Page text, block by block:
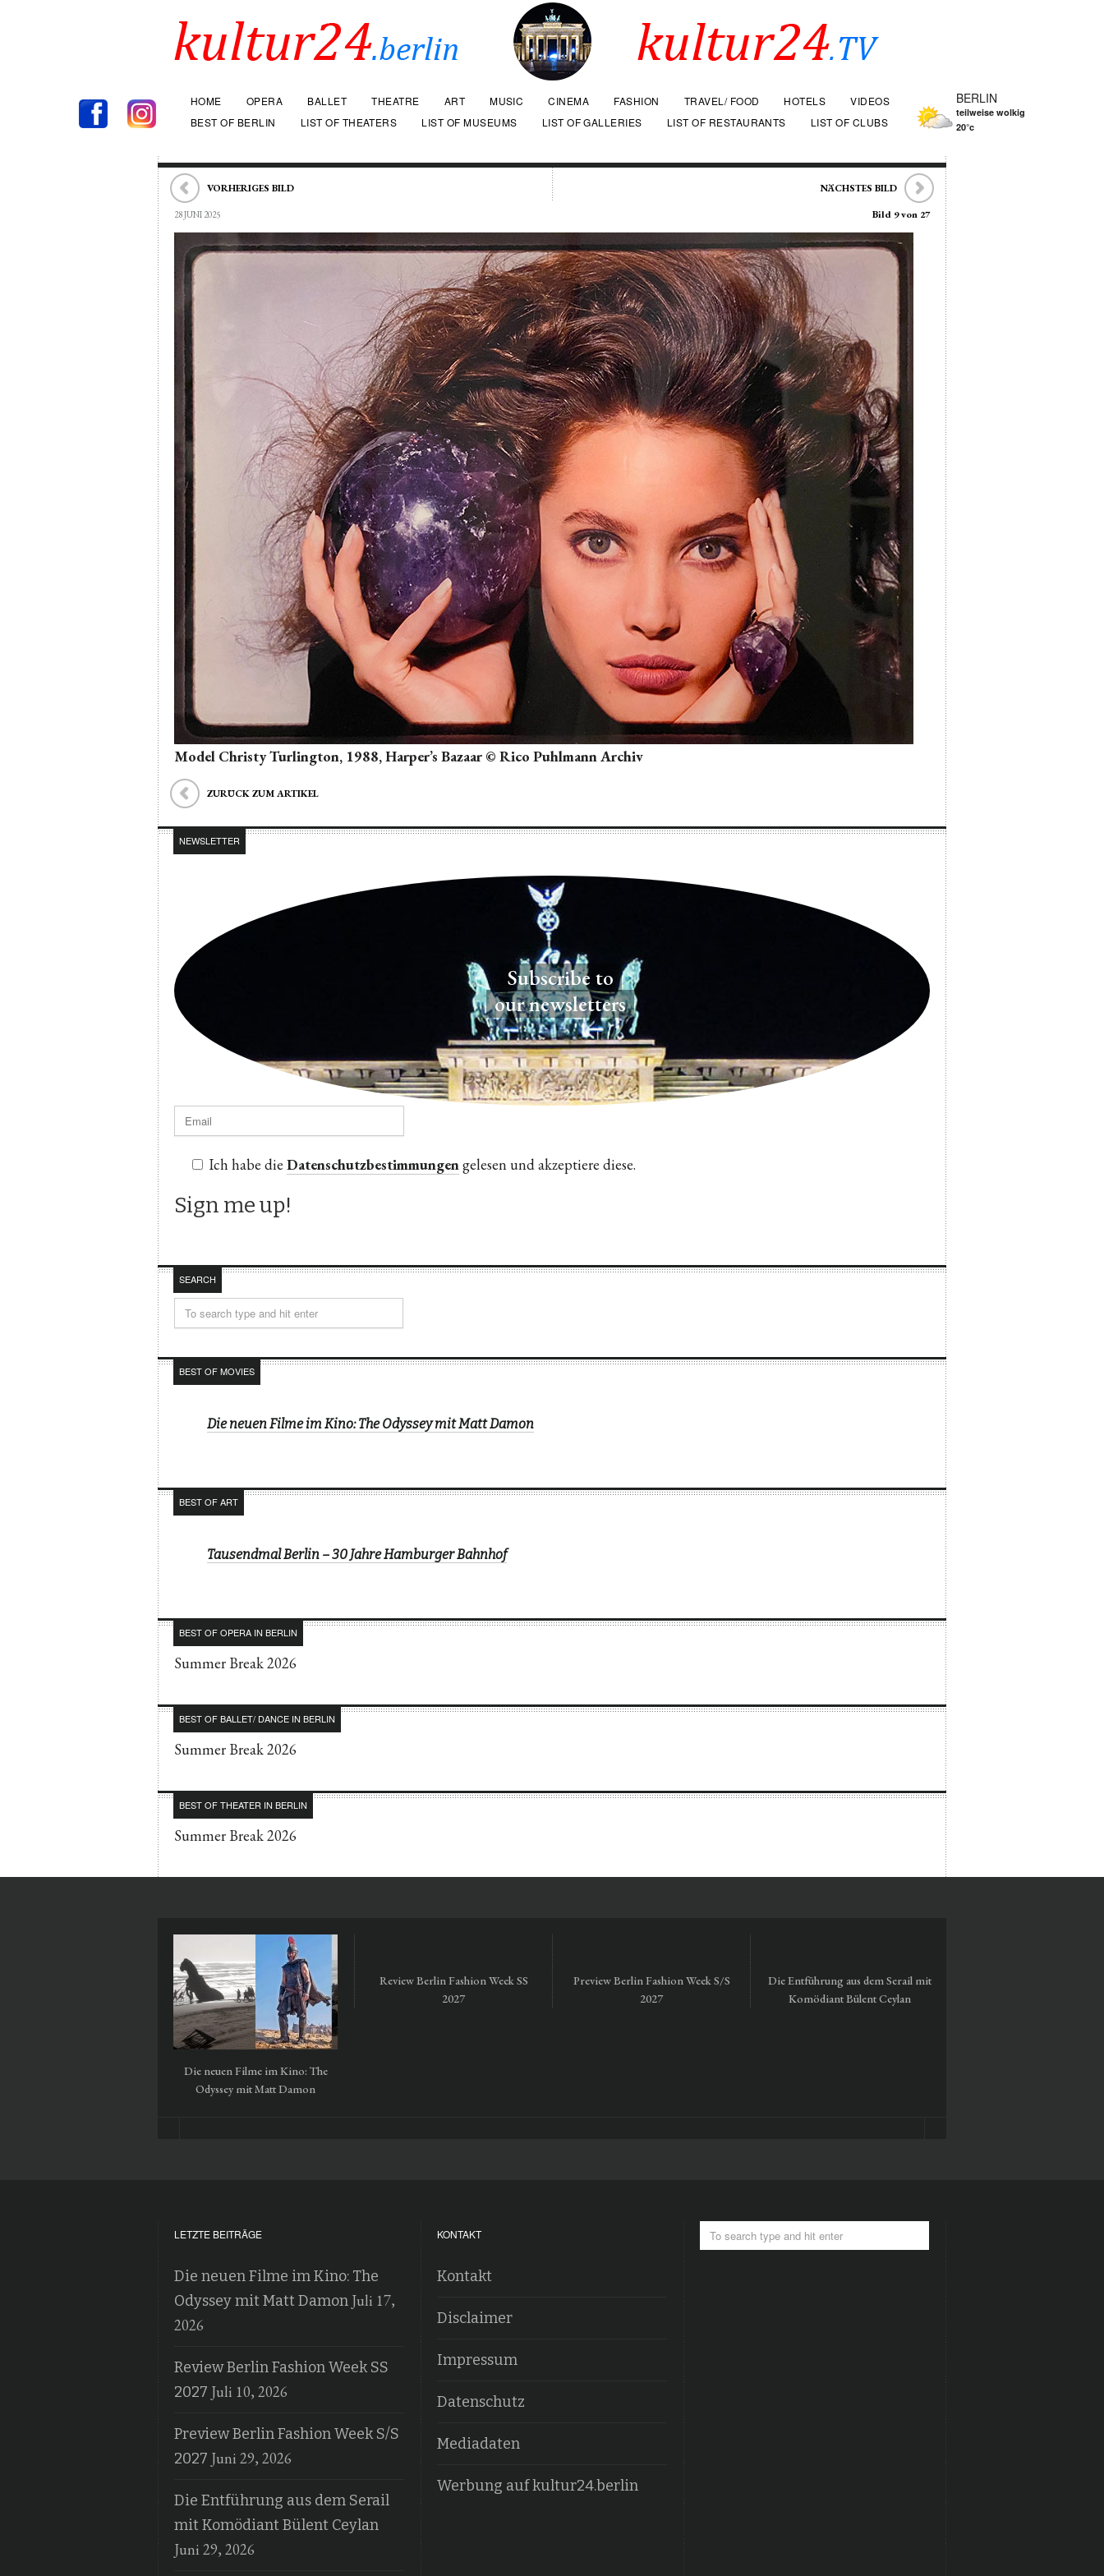
BERLIN
teilweise wolkig
20°c
HOME OPERA BALLET THEATRE ART MUSIC CINEMA FASHION TRAVEL/ FOOD HOTELS
VIDEOS
BEST OF BERLIN
LIST OF THEATERS LIST OF MUSEUMS LIST OF GALLERIES LIST OF RESTAURANTS LIST OF CLUBS
VORHERIGES BILD NÄCHSTES BILD
28 JUNI 2025 Bild 9 von 27
Model Christy Turlington, 1988, Harper’s Bazaar © Rico Puhlmann Archiv
ZURÜCK ZUM ARTIKEL
NEWSLETTER
Subscribe to
our newsletters
Ich habe die Datenschutzbestimmungengelesen und akzeptiere diese.
SEARCH
BEST OF MOVIES
Die neuen Filme im Kino: The Odyssey mit Matt Damon
BEST OF ART
Tausendmal Berlin – 30 Jahre Hamburger Bahnhof
BEST OF OPERA IN BERLIN
Summer Break 2026
BEST OF BALLET/ DANCE IN BERLIN
Summer Break 2026
BEST OF THEATER IN BERLIN
Summer Break 2026
Die neuen Filme im Kino: The
Odyssey mit Matt Damon
Review Berlin Fashion Week SS
2027
Preview Berlin Fashion Week S/S
2027
Die Entführung aus dem Serail mit
Komödiant Bülent Ceylan
LETZTE BEITRÄGE
Die neuen Filme im Kino: The
Odyssey mit Matt Damon Juli 17,
2026
Review Berlin Fashion Week SS
2027 Juli 10, 2026
Preview Berlin Fashion Week S/S
2027 Juni 29, 2026
Die Entführung aus dem Serail
mit Komödiant Bülent Ceylan
Juni 29, 2026
KONTAKT
Kontakt
Disclaimer
Impressum
Datenschutz
Mediadaten
Werbung auf kultur24.berlin